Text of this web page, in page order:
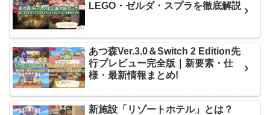
LEGO・ゼルダ・スプラを徹底解説
あつ森Ver.3.0＆Switch 2 Edition先
行プレビュー完全版｜新要素・仕
様・最新情報まとめ!
新施設「リゾートホテル」とは？